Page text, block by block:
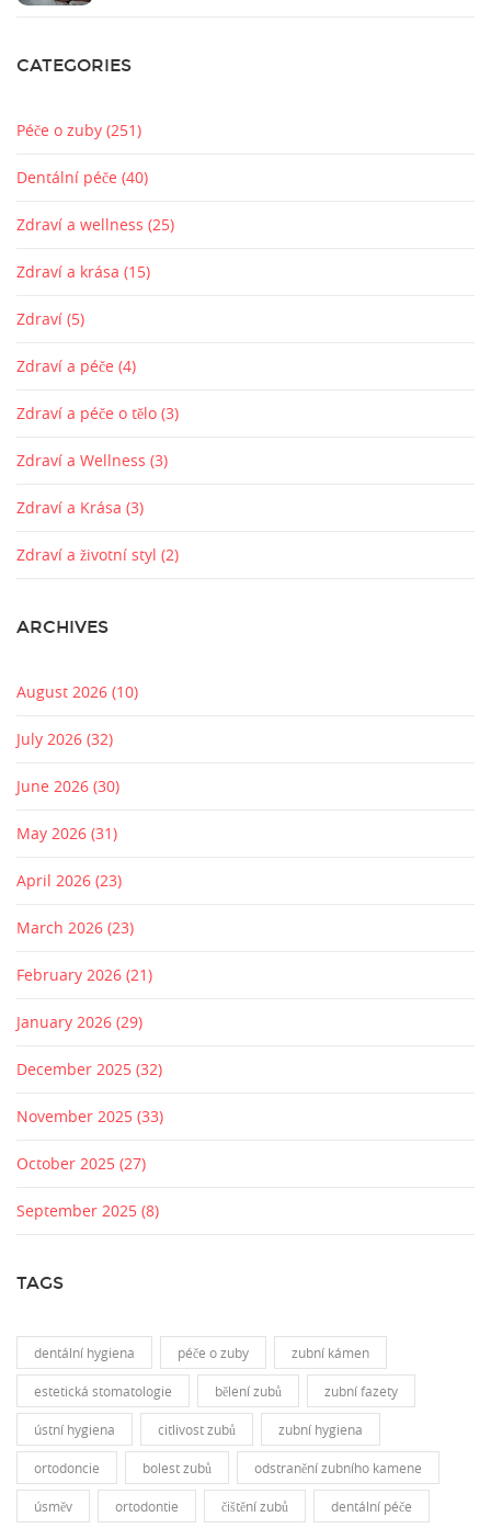
CATEGORIES
Péče o zuby (251)
Dentální péče (40)
Zdraví a wellness (25)
Zdraví a krása (15)
Zdraví (5)
Zdraví a péče (4)
Zdraví a péče o tělo (3)
Zdraví a Wellness (3)
Zdraví a Krása (3)
Zdraví a životní styl (2)
ARCHIVES
August 2026 (10)
July 2026 (32)
June 2026 (30)
May 2026 (31)
April 2026 (23)
March 2026 (23)
February 2026 (21)
January 2026 (29)
December 2025 (32)
November 2025 (33)
October 2025 (27)
September 2025 (8)
TAGS
dentální hygiena péče o zuby zubní kámen
estetická stomatologie bělení zubů zubní fazety
ústní hygiena citlivost zubů zubní hygiena
ortodoncie bolest zubů odstranění zubního kamene
úsměv ortodontie čištění zubů dentální péče